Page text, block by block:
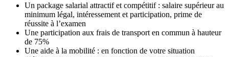
Un package salarial attractif et compétitif : salaire supérieur au
minimum légal, intéressement et participation, prime de
réussite à l’examen
Une participation aux frais de transport en commun à hauteur
de 75%
Une aide à la mobilité : en fonction de votre situation